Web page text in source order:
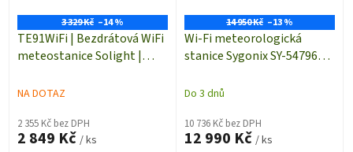
3 329 Kč –14 %
TE91WiFi | Bezdrátová WiFi
meteostanice Solight |
NA DOTAZ
2 355 Kč bez DPH
2 849 Kč / ks
14 950 Kč –13 %
Wi-Fi meteorologická
stanice Sygonix SY-5479628
rychlosti větru | až 8
Do 3 dnů
10 736 Kč bez DPH
12 990 Kč / ks